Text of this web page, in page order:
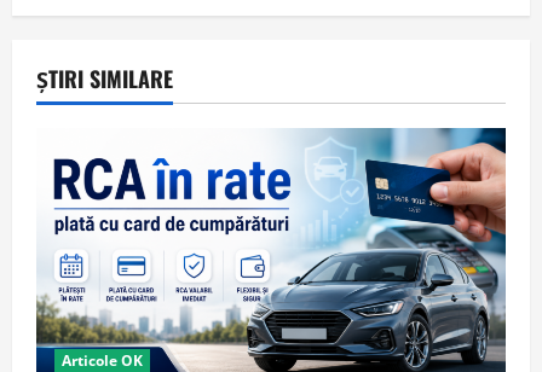
ȘTIRI SIMILARE
Articole OK